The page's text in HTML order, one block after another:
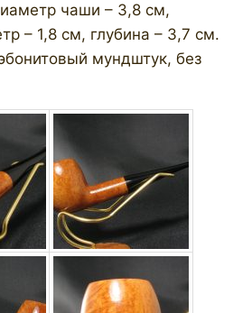
чаши – 3,8 см,
– 1,8 см, глубина – 3,7 см.
мундштук, без